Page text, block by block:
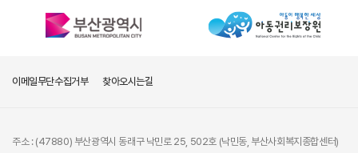
이메일무단수집거부 찾아오시는길
주소 : (47880) 부산광역시 동래구 낙민로 25, 502호 (낙민동, 부산사회복지종합센터)